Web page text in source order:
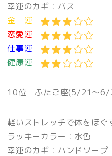
幸運のカギ：バス
金 運
恋愛運
仕事運
健康運
10位 ふたご座(5/21〜6/
軽いストレッチで体をほぐ
ラッキーカラー：水色
幸運のカギ：ハンドソープ